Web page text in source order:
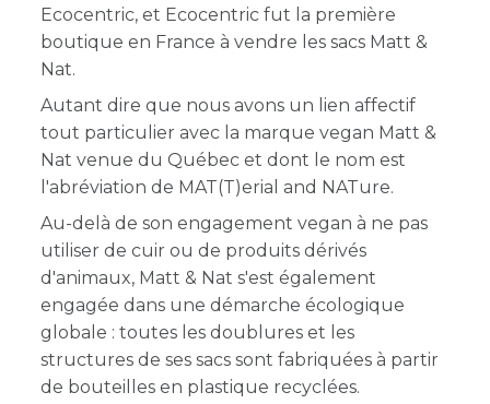
Ecocentric, et Ecocentric fut la première
boutique en France à vendre les sacs Matt &
Nat.
Autant dire que nous avons un lien affectif
tout particulier avec la marque vegan Matt &
Nat venue du Québec et dont le nom est
l'abréviation de MAT(T)erial and NATure.
Au-delà de son engagement vegan à ne pas
utiliser de cuir ou de produits dérivés
d'animaux, Matt & Nat s'est également
engagée dans une démarche écologique
globale : toutes les doublures et les
structures de ses sacs sont fabriquées à partir
de bouteilles en plastique recyclées.